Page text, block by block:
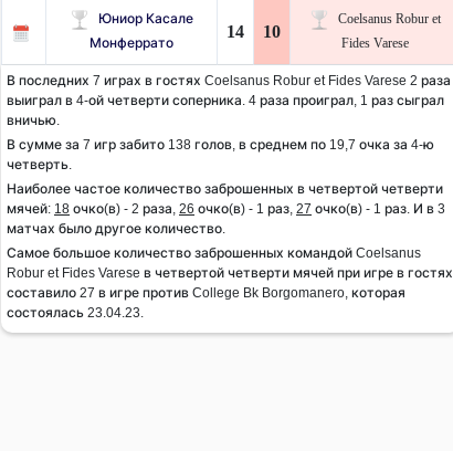
Юниор Касале
Монферрато
14 10
Coelsanus Robur et
Fides Varese
В последних 7 играх в гостях Coelsanus Robur et Fides Varese 2 раза
выиграл в 4-ой четверти соперника. 4 раза проиграл, 1 раз сыграл
вничью.
В сумме за 7 игр забито 138 голов, в среднем по 19,7 очка за 4-ю
четверть.
Наиболее частое количество заброшенных в четвертой четверти
мячей: 18 очко(в) - 2 раза, 26 очко(в) - 1 раз, 27 очко(в) - 1 раз. И в 3
матчах было другое количество.
Самое большое количество заброшенных командой Coelsanus
Robur et Fides Varese в четвертой четверти мячей при игре в гостях
составило 27 в игре против College Bk Borgomanero, которая
состоялась 23.04.23.